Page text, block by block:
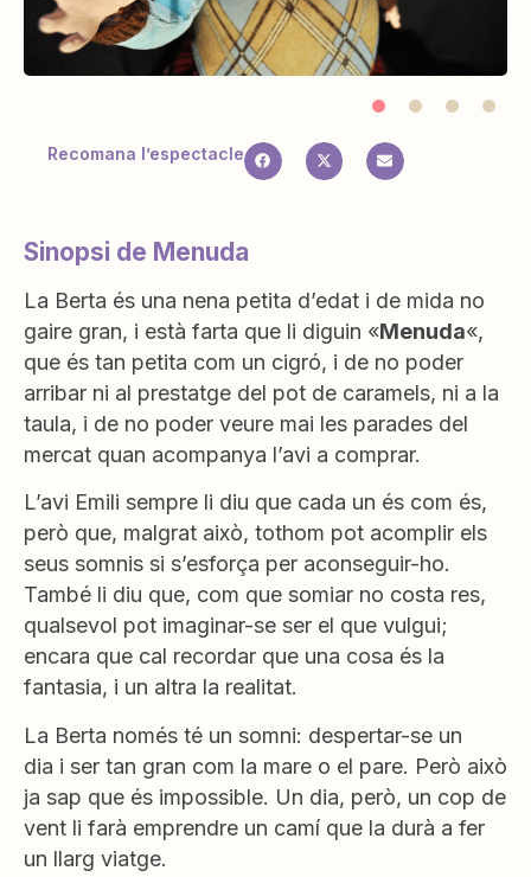
Recomana l’espectacle
Sinopsi de Menuda
La Berta és una nena petita d’edat i de mida no
gaire gran, i està farta que li diguin «Menuda«,
que és tan petita com un cigró, i de no poder
arribar ni al prestatge del pot de caramels, ni a la
taula, i de no poder veure mai les parades del
mercat quan acompanya l’avi a comprar.
L’avi Emili sempre li diu que cada un és com és,
però que, malgrat això, tothom pot acomplir els
seus somnis si s’esforça per aconseguir-ho.
També li diu que, com que somiar no costa res,
qualsevol pot imaginar-se ser el que vulgui;
encara que cal recordar que una cosa és la
fantasia, i un altra la realitat.
La Berta només té un somni: despertar-se un
dia i ser tan gran com la mare o el pare. Però això
ja sap que és impossible. Un dia, però, un cop de
vent li farà emprendre un camí que la durà a fer
un llarg viatge.